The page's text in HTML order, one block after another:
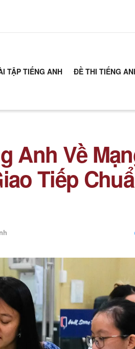
TẬP TIẾNG ANH ĐỀ THI TIẾNG
Anh Về
Tiếp